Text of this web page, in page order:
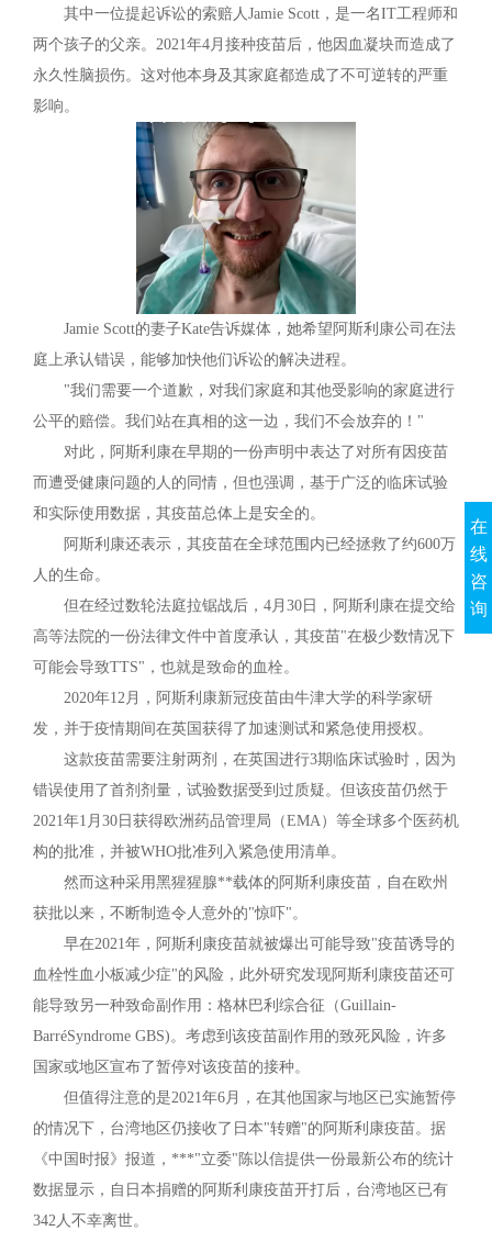
其中一位提起诉讼的索赔人Jamie Scott，是一名IT工程师和
两个孩子的父亲。2021年4月接种疫苗后，他因血凝块而造成了
永久性脑损伤。这对他本身及其家庭都造成了不可逆转的严重
影响。
Jamie Scott的妻子Kate告诉媒体，她希望阿斯利康公司在法
庭上承认错误，能够加快他们诉讼的解决进程。
"我们需要一个道歉，对我们家庭和其他受影响的家庭进行
公平的赔偿。我们站在真相的这一边，我们不会放弃的！"
对此，阿斯利康在早期的一份声明中表达了对所有因疫苗
而遭受健康问题的人的同情，但也强调，基于广泛的临床试验
和实际使用数据，其疫苗总体上是安全的。
阿斯利康还表示，其疫苗在全球范围内已经拯救了约600万
人的生命。
但在经过数轮法庭拉锯战后，4月30日，阿斯利康在提交给
高等法院的一份法律文件中首度承认，其疫苗"在极少数情况下
可能会导致TTS"，也就是致命的血栓。
2020年12月，阿斯利康新冠疫苗由牛津大学的科学家研
发，并于疫情期间在英国获得了加速测试和紧急使用授权。
这款疫苗需要注射两剂，在英国进行3期临床试验时，因为
错误使用了首剂剂量，试验数据受到过质疑。但该疫苗仍然于
2021年1月30日获得欧洲药品管理局（EMA）等全球多个医药机
构的批准，并被WHO批准列入紧急使用清单。
然而这种采用黑猩猩腺**载体的阿斯利康疫苗，自在欧州
获批以来，不断制造令人意外的"惊吓"。
早在2021年，阿斯利康疫苗就被爆出可能导致"疫苗诱导的
血栓性血小板减少症"的风险，此外研究发现阿斯利康疫苗还可
能导致另一种致命副作用：格林巴利综合征（Guillain-
BarréSyndrome GBS)。考虑到该疫苗副作用的致死风险，许多
国家或地区宣布了暂停对该疫苗的接种。
但值得注意的是2021年6月，在其他国家与地区已实施暂停
的情况下，台湾地区仍接收了日本"转赠"的阿斯利康疫苗。据
《中国时报》报道，***"立委"陈以信提供一份最新公布的统计
数据显示，自日本捐赠的阿斯利康疫苗开打后，台湾地区已有
342人不幸离世。
在
线
咨
询